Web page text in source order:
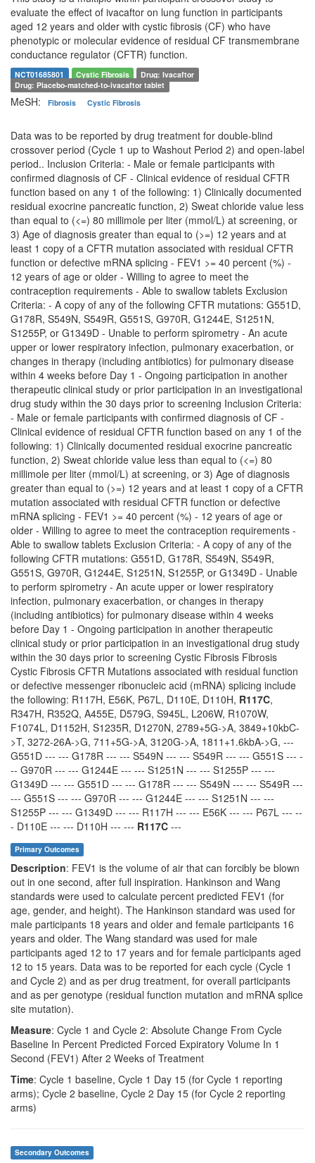
evaluate the effect of ivacaftor on lung function in participants
aged 12 years and older with cystic fibrosis (CF) who have
phenotypic or molecular evidence of residual CF transmembrane
conductance regulator (CFTR) function.
NCT01685801 Cystic Fibrosis
Drug: Ivacaftor
Drug: Placebo-matched-to-ivacaftor tablet
MeSH: Fibrosis Cystic Fibrosis
Data was to be reported by drug treatment for double-blind
crossover period (Cycle 1 up to Washout Period 2) and open-label
period.. Inclusion Criteria: - Male or female participants with
confirmed diagnosis of CF - Clinical evidence of residual CFTR
function based on any 1 of the following: 1) Clinically documented
residual exocrine pancreatic function, 2) Sweat chloride value less
than equal to (<=) 80 millimole per liter (mmol/L) at screening, or
3) Age of diagnosis greater than equal to (>=) 12 years and at
least 1 copy of a CFTR mutation associated with residual CFTR
function or defective mRNA splicing - FEV1 >= 40 percent (%) -
12 years of age or older - Willing to agree to meet the
contraception requirements - Able to swallow tablets Exclusion
Criteria: - A copy of any of the following CFTR mutations: G551D,
G178R, S549N, S549R, G551S, G970R, G1244E, S1251N,
S1255P, or G1349D - Unable to perform spirometry - An acute
upper or lower respiratory infection, pulmonary exacerbation, or
changes in therapy (including antibiotics) for pulmonary disease
within 4 weeks before Day 1 - Ongoing participation in another
therapeutic clinical study or prior participation in an investigational
drug study within the 30 days prior to screening Inclusion Criteria:
- Male or female participants with confirmed diagnosis of CF -
Clinical evidence of residual CFTR function based on any 1 of the
following: 1) Clinically documented residual exocrine pancreatic
function, 2) Sweat chloride value less than equal to (<=) 80
millimole per liter (mmol/L) at screening, or 3) Age of diagnosis
greater than equal to (>=) 12 years and at least 1 copy of a CFTR
mutation associated with residual CFTR function or defective
mRNA splicing - FEV1 >= 40 percent (%) - 12 years of age or
older - Willing to agree to meet the contraception requirements -
Able to swallow tablets Exclusion Criteria: - A copy of any of the
following CFTR mutations: G551D, G178R, S549N, S549R,
G551S, G970R, G1244E, S1251N, S1255P, or G1349D - Unable
to perform spirometry - An acute upper or lower respiratory
infection, pulmonary exacerbation, or changes in therapy
(including antibiotics) for pulmonary disease within 4 weeks
before Day 1 - Ongoing participation in another therapeutic
clinical study or prior participation in an investigational drug study
within the 30 days prior to screening Cystic Fibrosis Fibrosis
Cystic Fibrosis CFTR Mutations associated with residual function
or defective messenger ribonucleic acid (mRNA) splicing include
the following: R117H, E56K, P67L, D110E, D110H, R117C,
R347H, R352Q, A455E, D579G, S945L, L206W, R1070W,
F1074L, D1152H, S1235R, D1270N, 2789+5G->A, 3849+10kbC-
>T, 3272-26A->G, 711+5G->A, 3120G->A, 1811+1.6kbA->G, ---
G551D --- --- G178R --- --- S549N --- --- S549R --- --- G551S --- -
-- G970R --- --- G1244E --- --- S1251N --- --- S1255P --- ---
G1349D --- --- G551D --- --- G178R --- --- S549N --- --- S549R ---
--- G551S --- --- G970R --- --- G1244E --- --- S1251N --- ---
S1255P --- --- G1349D --- --- R117H --- --- E56K --- --- P67L --- --
- D110E --- --- D110H --- --- R117C ---
Primary Outcomes
Description: FEV1 is the volume of air that can forcibly be blown
out in one second, after full inspiration. Hankinson and Wang
standards were used to calculate percent predicted FEV1 (for
age, gender, and height). The Hankinson standard was used for
male participants 18 years and older and female participants 16
years and older. The Wang standard was used for male
participants aged 12 to 17 years and for female participants aged
12 to 15 years. Data was to be reported for each cycle (Cycle 1
and Cycle 2) and as per drug treatment, for overall participants
and as per genotype (residual function mutation and mRNA splice
site mutation).
Measure: Cycle 1 and Cycle 2: Absolute Change From Cycle
Baseline In Percent Predicted Forced Expiratory Volume In 1
Second (FEV1) After 2 Weeks of Treatment
Time: Cycle 1 baseline, Cycle 1 Day 15 (for Cycle 1 reporting
arms); Cycle 2 baseline, Cycle 2 Day 15 (for Cycle 2 reporting
arms)
Secondary Outcomes